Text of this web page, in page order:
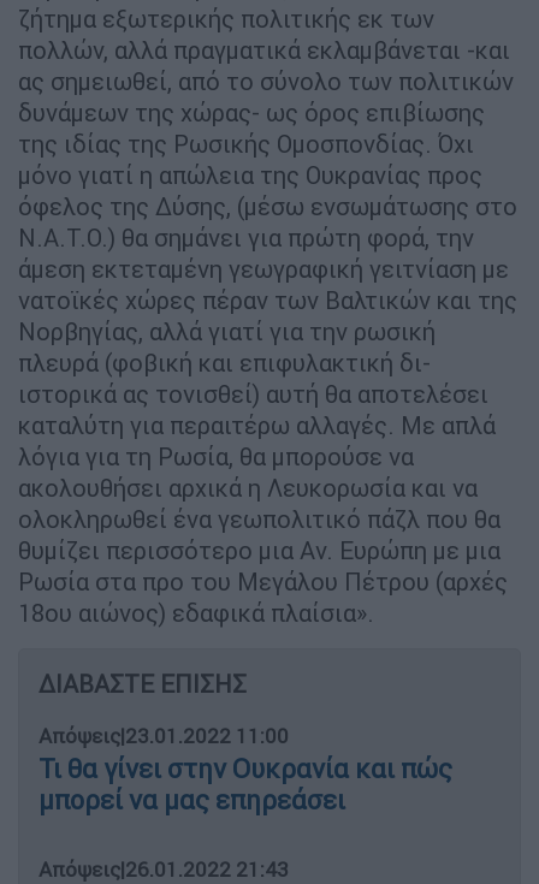
ζήτημα εξωτερικής πολιτικής εκ των
πολλών, αλλά πραγματικά εκλαμβάνεται -και
ας σημειωθεί, από το σύνολο των πολιτικών
δυνάμεων της χώρας- ως όρος επιβίωσης
της ιδίας της Ρωσικής Ομοσπονδίας. Όχι
μόνο γιατί η απώλεια της Ουκρανίας προς
όφελος της Δύσης, (μέσω ενσωμάτωσης στο
Ν.Α.Τ.Ο.) θα σημάνει για πρώτη φορά, την
άμεση εκτεταμένη γεωγραφική γειτνίαση με
νατοϊκές χώρες πέραν των Βαλτικών και της
Νορβηγίας, αλλά γιατί για την ρωσική
πλευρά (φοβική και επιφυλακτική δι-
ιστορικά ας τονισθεί) αυτή θα αποτελέσει
καταλύτη για περαιτέρω αλλαγές. Με απλά
λόγια για τη Ρωσία, θα μπορούσε να
ακολουθήσει αρχικά η Λευκορωσία και να
ολοκληρωθεί ένα γεωπολιτικό πάζλ που θα
θυμίζει περισσότερο μια Αν. Ευρώπη με μια
Ρωσία στα προ του Μεγάλου Πέτρου (αρχές
18ου αιώνος) εδαφικά πλαίσια».
ΔΙΑΒΑΣΤΕ ΕΠΙΣΗΣ
Απόψεις|23.01.2022 11:00
Τι θα γίνει στην Ουκρανία και πώς
μπορεί να μας επηρεάσει
Απόψεις|26.01.2022 21:43